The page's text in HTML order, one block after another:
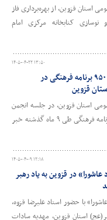
استان قزوین، از بهره‌برداری فاز
کتابخانه مرکزی امام
۱۴۰۵-۰۴-۲۲ ۱۳:۵۰
برگزاری بیش از هزار و ۹۵۰ برنامه فرهنگی در
قزوین
استان قزوین، در جلسه انجمن
کتابخانه‌های عمومی استان، از اجرای یک‌هزار و ۹۵۷ برنامه فرهنگی طی ۹ ماه گذشته خبر
۱۴۰۵-۰۴-۰۹ ۱۲:۱۸
در قزوین به یاد رهبر
با حضور استاد علیرضا قزوه،
استان قزوین، مهدیه سادات